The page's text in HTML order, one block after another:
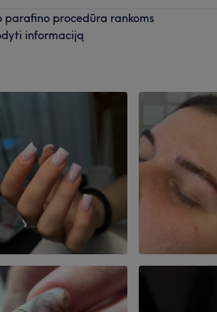
parafino procedūra rankoms
informaciją